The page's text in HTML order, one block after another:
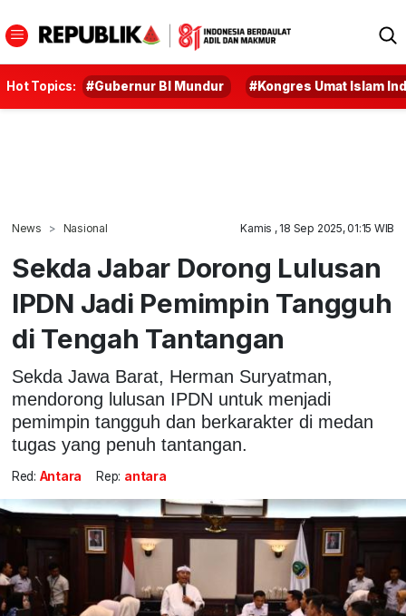
Hot Topics: #Gubernur BI Mundur #Kongres Umat Islam
News Nasional Kamis , 18 Sep 2025, 01:15 WIB
Sekda Jabar Dorong Lulusan
IPDN Jadi Pemimpin Tangguh
di Tengah Tantangan
Sekda Jawa Barat, Herman Suryatman,
mendorong lulusan IPDN untuk menjadi
pemimpin tangguh dan berkarakter di medan
tugas yang penuh tantangan.
Red: Antara Rep: antara